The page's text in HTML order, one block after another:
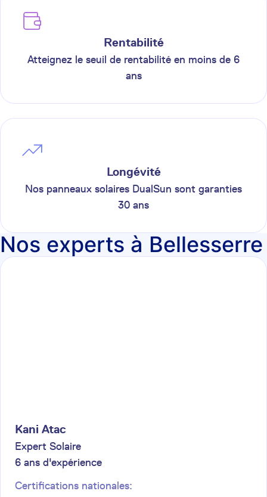
Rentabilité
Atteignez le seuil de rentabilité en moins de 6
ans
Longévité
Nos panneaux solaires DualSun sont garanties
30 ans
Nos experts à Bellesserre
Kani Atac
Expert Solaire
6 ans d'expérience
Certifications nationales: